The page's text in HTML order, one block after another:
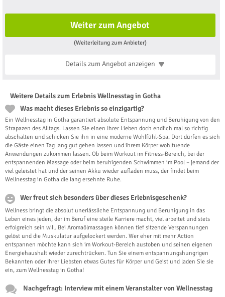
Weiter zum Angebot
(Weiterleitung zum Anbieter)
Details zum Angebotanzeigen
Weitere Details zum Erlebnis Wellnesstag in Gotha
Was macht dieses Erlebnis so einzigartig?
Ein Wellnesstag in Gotha garantiert absolute Entspannung und Beruhigung von den
Strapazen des Alltags. Lassen Sie einen Ihrer Lieben doch endlich mal so richtig
abschalten und schicken Sie ihn in eine moderne Wohlfühl-Spa. Dort dürfen es sich
die Gäste einen Tag lang gut gehen lassen und ihrem Körper wohltuende
Anwendungen zukommen lassen. Ob beim Workout im Fitness-Bereich, bei der
entspannenden Massage oder beim beruhigenden Schwimmen im Pool – jemand der
viel geleistet hat und der seinen Akku wieder aufladen muss, der findet beim
Wellnesstag in Gotha die lang ersehnte Ruhe.
Wer freut sich besonders über dieses Erlebnisgeschenk?
Wellness bringt die absolut unerlässliche Entspannung und Beruhigung in das
Leben eines jeden, der im Beruf eine steile Karriere macht, viel arbeitet und stets
erfolgreich sein will. Bei Aromaölmassagen können tief sitzende Verspannungen
gelöst und die Muskulatur aufgelockert werden. Wer eher mit mehr Action
entspannen möchte kann sich im Workout-Bereich austoben und seinen eigenen
Energiehaushalt wieder zurechtrücken. Tun Sie einem entspannungshungrigen
Bekannten oder Ihrer Liebsten etwas Gutes für Körper und Geist und laden Sie sie
ein, zum Wellnesstag in Gotha!
Nachgefragt: Interview mit einem Veranstalter von Wellnesstag